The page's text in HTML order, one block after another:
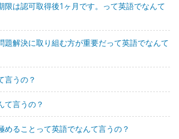
限は認可取得後1ヶ月です。って英語でなんて
題解決に取り組む方が重要だって英語でなんて
言うの？
て言うの？
めることって英語でなんて言うの？